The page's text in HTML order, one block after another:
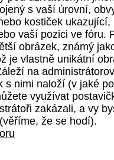
s vaší úrovní,
kostiček
vaší pozici ve fóru.
obrázek, známý
je vlastně unikátní
na
s nimi naloží (v jaké
využívat
zakázali, a vy
že se hodí).